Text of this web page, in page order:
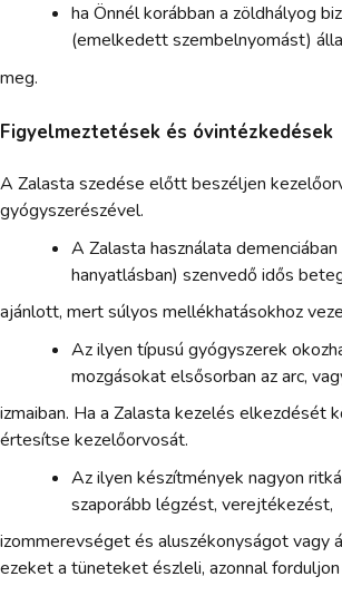
ha Önnél korábban a zöldhályog
(emelkedett szembelnyomást)
meg.
Figyelmeztetések és óvintézkedések
A Zalasta szedése előtt beszéljen
gyógyszerészével.
A Zalasta használata
hanyatlásban) szenvedő idős
ajánlott, mert súlyos mellékhatásokhoz
Az ilyen típusú gyógyszerek
mozgásokat elsősorban az arc,
izmaiban. Ha a Zalasta kezelés elkezdését
értesítse kezelőorvosát.
Az ilyen készítmények nagyon
szaporább légzést, verejtékezést,
izommerevséget és aluszékonyságot vagy
ezeket a tüneteket észleli, azonnal